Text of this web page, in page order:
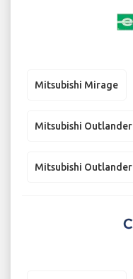
Mitsubishi Mirage
Mitsubishi Outlander
Mitsubishi Outlander